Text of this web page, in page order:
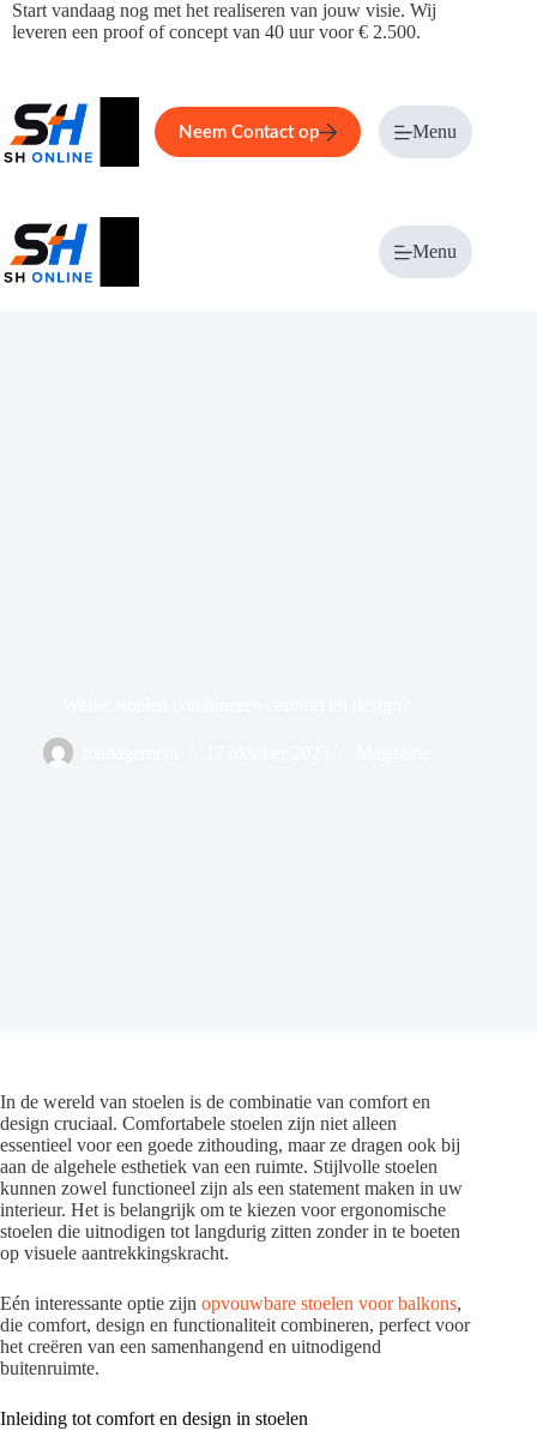
Ga
naar
Start vandaag nog met het realiseren van jouw visie. Wij
leveren een proof of concept van 40 uur voor € 2.500.
Home Service Over ons
Neem Contact op Menu
Menu
In de wereld van stoelen is de combinatie van comfort en
design cruciaal. Comfortabele stoelen zijn niet alleen
essentieel voor een goede zithouding, maar ze dragen ook bij
aan de algehele esthetiek van een ruimte. Stijlvolle stoelen
kunnen zowel functioneel zijn als een statement maken in uw
interieur. Het is belangrijk om te kiezen voor ergonomische
stoelen die uitnodigen tot langdurig zitten zonder in te boeten
op visuele aantrekkingskracht.
Eén interessante optie zijn opvouwbare stoelen voor balkons,
die comfort, design en functionaliteit combineren, perfect voor
het creëren van een samenhangend en uitnodigend
buitenruimte.
Inleiding tot comfort en design in stoelen